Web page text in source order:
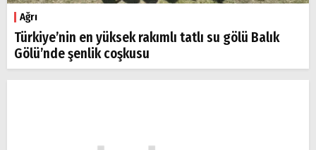
Ağrı
Türkiye’nin en yüksek rakımlı tatlı su gölü Balık
Gölü’nde şenlik coşkusu